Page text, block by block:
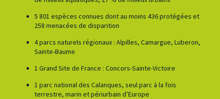
5 801 espèces connues dont au moins 436 protégées et
258 menacées de disparition
4 parcs naturels régionaux : Alpilles, Camargue, Luberon,
Sainte-Baume
1 Grand Site de France : Concors-Sainte-Victoire
1 parc national des Calanques, seul parc à la fois
terrestre, marin et périurbain d’Europe